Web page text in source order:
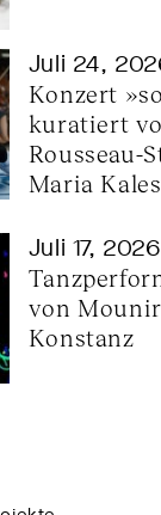
Juli 24,
Konzert
kuratiert
Rousseau-
Maria
Juli 17, 2026
von
Konstanz